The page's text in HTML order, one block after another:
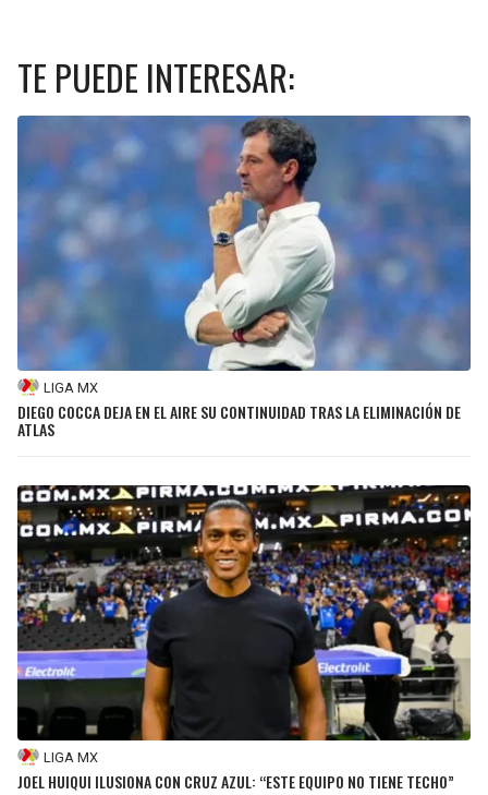
TE PUEDE INTERESAR:
LIGA MX
DIEGO COCCA DEJA EN EL AIRE SU CONTINUIDAD TRAS LA ELIMINACIÓN DE
ATLAS
LIGA MX
JOEL HUIQUI ILUSIONA CON CRUZ AZUL: “ESTE EQUIPO NO TIENE TECHO”